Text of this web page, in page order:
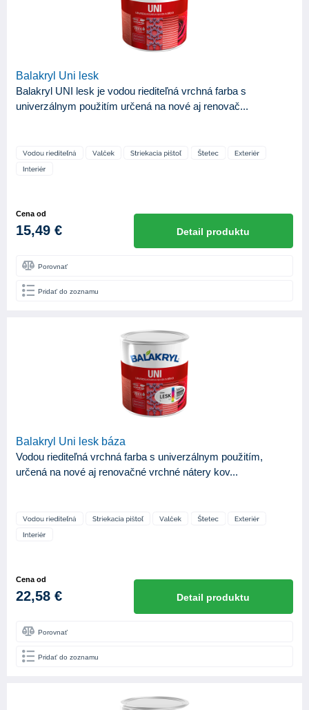
Balakryl Uni lesk
Balakryl UNI lesk je vodou riediteľná vrchná farba s
univerzálnym použitím určená na nové aj renovač...
Cena od
15,49 € Detail produktu
Porovnať
Pridať do zoznamu
Balakryl Uni lesk báza
Vodou riediteľná vrchná farba s univerzálnym použitím,
určená na nové aj renovačné vrchné nátery kov...
Cena od
22,58 € Detail produktu
Porovnať
Pridať do zoznamu